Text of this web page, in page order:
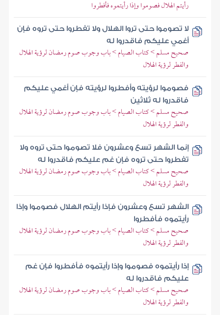
رأيتم الهلال فصوموا وإذا رأيتموه فأفطروا
لا تصوموا حتى تروا الهلال ولا تفطروا حتى تروه فإن
أغمي عليكم فاقدروا له
صحيح مسلم > كتاب الصيام > باب وجوب صوم رمضان لرؤية الهلال
والفطر لرؤية الهلال
فصوموا لرؤيته وأفطروا لرؤيته فإن أغمي عليكم
فاقدروا له ثلاثين
صحيح مسلم > كتاب الصيام > باب وجوب صوم رمضان لرؤية الهلال
والفطر لرؤية الهلال
إنما الشهر تسع وعشرون فلا تصوموا حتى تروه ولا
تفطروا حتى تروه فإن غم عليكم فاقدروا له
صحيح مسلم > كتاب الصيام > باب وجوب صوم رمضان لرؤية الهلال
والفطر لرؤية الهلال
الشهر تسع وعشرون فإذا رأيتم الهلال فصوموا وإذا
رأيتموه فأفطروا
صحيح مسلم > كتاب الصيام > باب وجوب صوم رمضان لرؤية الهلال
والفطر لرؤية الهلال
إذا رأيتموه فصوموا وإذا رأيتموه فأفطروا فإن غم
عليكم فاقدروا له
صحيح مسلم > كتاب الصيام > باب وجوب صوم رمضان لرؤية الهلال
والفطر لرؤية الهلال